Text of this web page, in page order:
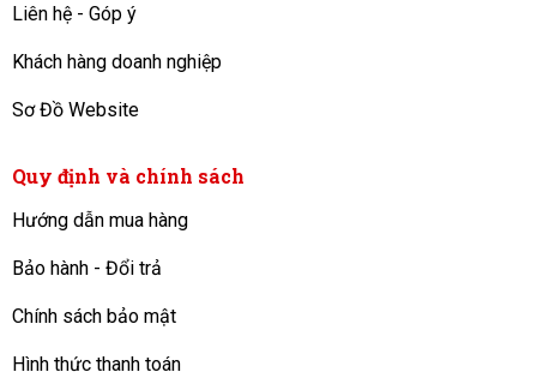
Liên hệ - Góp ý
Khách hàng doanh nghiệp
Sơ Đồ Website
Quy định và chính sách
Hướng dẫn mua hàng
Bảo hành - Đổi trả
Chính sách bảo mật
Hình thức thanh toán